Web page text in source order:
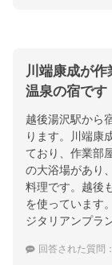
川端康成が
温泉の宿です
越後湯沢駅から
ります。川端康
ており、作業部
の大浴場があり
料理です。越後
を使っています
ジタリアンプラ
回答された質問：